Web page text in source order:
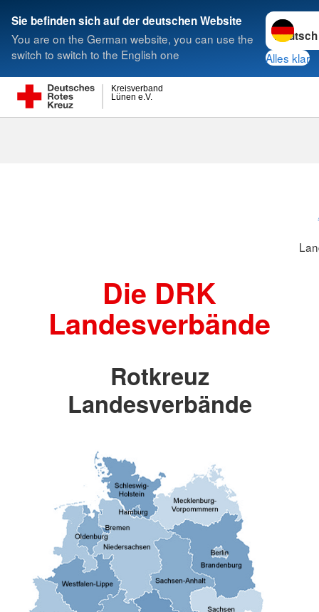
Sie befinden sich auf der deutschen Website
You are on the German website, you can use the
switch to switch to the English one
Sprache
Alles klar
Lünen e.V.
Kreisverband
Suche
Die DRK
Landesverbände
Rotkreuz
Landesverbände